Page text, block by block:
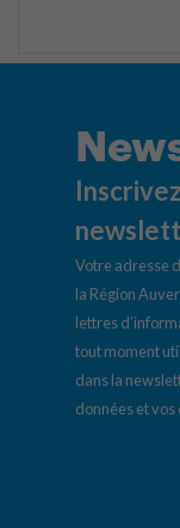
Votre adresse
la Région
lettres
tout moment
dans la
données et